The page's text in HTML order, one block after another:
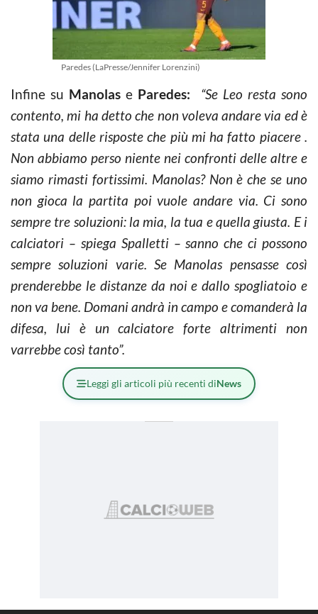
Paredes (LaPresse/Jennifer Lorenzini)
Infine su Manolas e Paredes: “Se Leo resta sono
contento, mi ha detto che non voleva andare via ed è
stata una delle risposte che più mi ha fatto piacere .
Non abbiamo perso niente nei confronti delle altre e
siamo rimasti fortissimi. Manolas? Non è che se uno
non gioca la partita poi vuole andare via. Ci sono
sempre tre soluzioni: la mia, la tua e quella giusta. E i
calciatori – spiega Spalletti – sanno che ci possono
sempre soluzioni varie. Se Manolas pensasse così
prenderebbe le distanze da noi e dallo spogliatoio e
non va bene. Domani andrà in campo e comanderà la
difesa, lui è un calciatore forte altrimenti non
varrebbe così tanto”.
Leggi gli articoli più recenti diNews